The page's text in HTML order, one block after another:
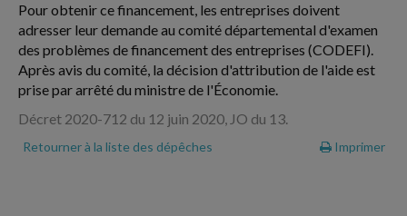
Pour obtenir ce financement, les entreprises doivent
adresser leur demande au comité départemental d'examen
des problèmes de financement des entreprises (CODEFI).
Après avis du comité, la décision d'attribution de l'aide est
prise par arrêté du ministre de l'Économie.
Décret 2020-712 du 12 juin 2020, JO du 13.
Retourner à la liste des dépêches Imprimer